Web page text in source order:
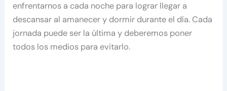
enfrentarnos a cada noche para lograr llegar a
descansar al amanecer y dormir durante el día. Cada
jornada puede ser la última y deberemos poner
todos los medios para evitarlo.